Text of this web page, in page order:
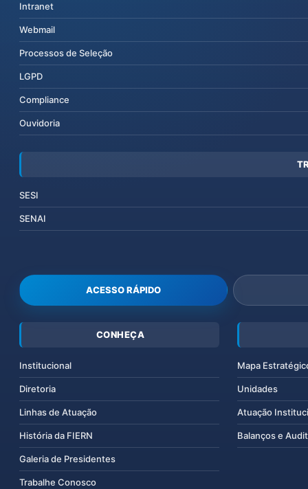
Intranet
Webmail
Processos de Seleção
LGPD
Compliance
Ouvidoria
SESI
SENAI
ACESSO RÁPIDO
CONHEÇA
Institucional
Diretoria
Linhas de Atuação
História da FIERN
Galeria de Presidentes
Trabalhe Conosco
Mapa
Unidades
Atuação
Balanços e